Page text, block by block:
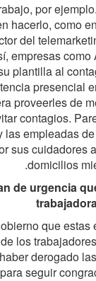
por
hacerlo, como
del
empresas
plantilla al
presencial
proveerles de
contagios.
las empleadas
sus cuidadores
domicilios
de urgencia
que
los
derogado
para seguir